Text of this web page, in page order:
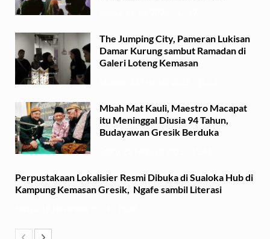
The Jumping City, Pameran Lukisan
Damar Kurung sambut Ramadan di
Galeri Loteng Kemasan
Mbah Mat Kauli, Maestro Macapat
itu Meninggal Diusia 94 Tahun,
Budayawan Gresik Berduka
Perpustakaan Lokalisier Resmi Dibuka di Sualoka Hub di
Kampung Kemasan Gresik, Ngafe sambil Literasi